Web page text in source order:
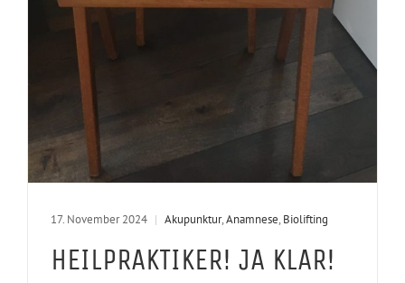
17. November 2024 | Akupunktur,Anamnese, Biolifting
HEILPRAKTIKER! JA KLAR!